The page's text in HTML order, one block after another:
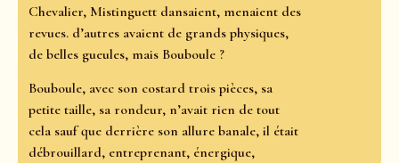
Chevalier, Mistinguett dansaient, menaient des
revues. d’autres avaient de grands physiques,
de belles gueules, mais Bouboule ?
Bouboule, avec son costard trois pièces, sa
petite taille, sa rondeur, n’avait rien de tout
cela sauf que derrière son allure banale, il était
débrouillard, entreprenant, énergique,